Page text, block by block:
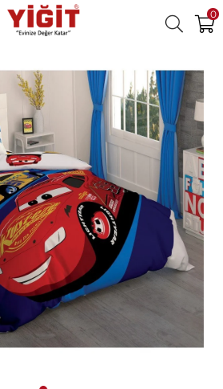
0
Google İle Bağlan